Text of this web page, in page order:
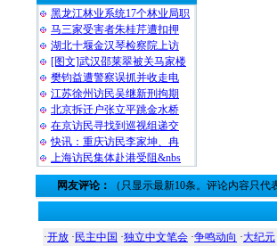
黑龙江林业系统17个林业局职
马三家受害者朱桂芹遭扣押
湖北十堰金汉琴检察院上访
[图文]武汉邵莱翠被关马家楼
樊钧益遭警察误抓并收走电
江苏徐州访民吴继新刑拘期
北京拆迁户张立平跳金水桥
在京访民寻找到巡视组递交
快讯：重庆访民李家坤、冉
上海访民集体赴港受阻&nbs
网友评论： （只显示最新10条。评论内容只
·开放 · 民主中国 ·独立中文笔会 ·争鸣动向 ·大纪元